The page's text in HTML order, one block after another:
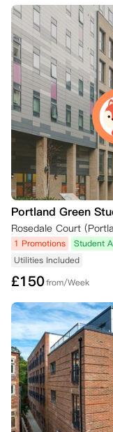
所有取消通知必须通过
我的预订”按钮提交，或
on.com。
如果取消原因不属于上
订了其他住宿、自愿撤
除非并且直到为您的住
客，但现场工作人员将
如果您希望取消预订并
议规定的合同义务。一
付租金，您多付的租金
六开始；因此，相关现
日期。
三、 您取消预订所需的
•   在8月1日前或租赁开
寓，无需额外证明。您
•   未能被首选大学录取
大学录取，或者因为成
协议，公寓将退还任何
规定时限内提供以下信息
◦   您提供的书面确
出预期而希望取消预订
◦   来自大学或UCAS
取。
Portland Green
1 Promotions Student
Utilities Included
£150from/Week